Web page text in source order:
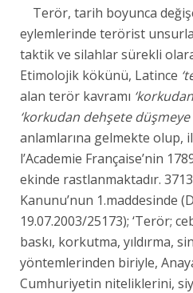
Terör, tarih boyunca
eylemlerinde terörist
taktik ve silahlar sürekli
Etimolojik kökünü, Latince
alan terör kavramı
‘korkudan dehşete düşmeye
anlamlarına gelmekte olup,
l’Academie Française’nin
ekinde rastlanmaktadır.
Kanunu’nun 1.maddesinde
19.07.2003/25173); ‘Terör;
baskı, korkutma, yıldırma,
yöntemlerinden biriyle,
Cumhuriyetin niteliklerini,